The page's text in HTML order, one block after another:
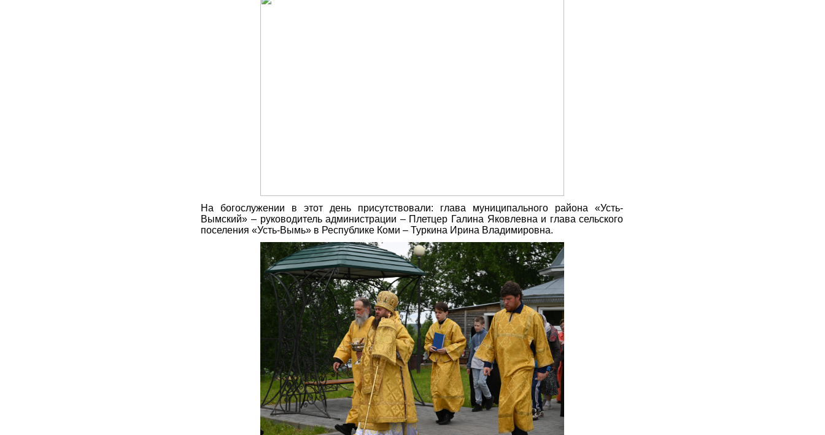
На богослужении в этот день присутствовали: глава муниципального района «Усть-
Вымский» – руководитель администрации – Плетцер Галина Яковлевна и глава сельского
поселения «Усть-Вымь» в Республике Коми – Туркина Ирина Владимировна.